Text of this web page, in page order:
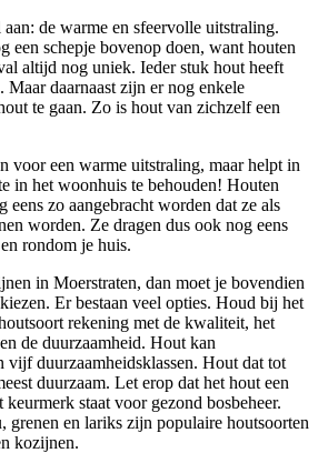
aan: de warme en sfeervolle uitstraling.
een schepje bovenop doen, want houten
altijd nog uniek. Ieder stuk hout heeft
daarnaast zijn er nog enkele
te gaan. Zo is hout van zichzelf een
voor een warme uitstraling, maar helpt in
in het woonhuis te behouden! Houten
zo aangebracht worden dat ze als
worden. Ze dragen dus ook nog eens
rondom je huis.
in Moerstraten, dan moet je bovendien
Er bestaan veel opties. Houd bij het
rekening met de kwaliteit, het
de duurzaamheid. Hout kan
vijf duurzaamheidsklassen. Hout dat tot
duurzaam. Let erop dat het hout een
staat voor gezond bosbeheer.
grenen en lariks zijn populaire houtsoorten
kozijnen.